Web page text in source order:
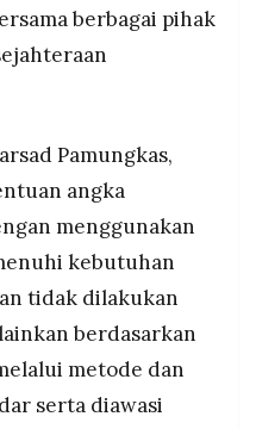
turun drastis dari
target pemerintah
depan.
berbagai pihak
Pamungkas,
angka
menggunakan
kebutuhan
tidak dilakukan
berdasarkan
metode dan
serta diawasi